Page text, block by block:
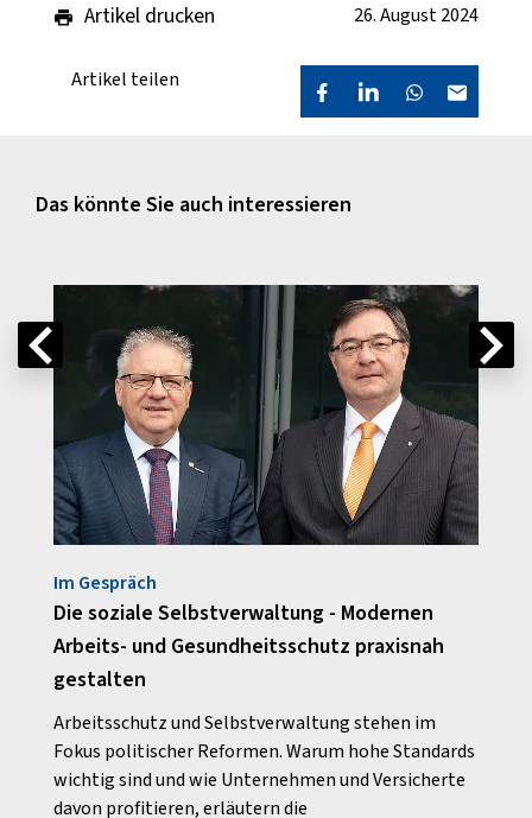
Artikel drucken 26. August 2024
Artikel teilen
Das könnte Sie auch interessieren
Im Gespräch
Die soziale Selbstverwaltung - Modernen
Arbeits- und Gesundheitsschutz praxisnah
gestalten
Arbeitsschutz und Selbstverwaltung stehen im
Fokus politischer Reformen. Warum hohe Standards
wichtig sind und wie Unternehmen und Versicherte
davon profitieren, erläutern die